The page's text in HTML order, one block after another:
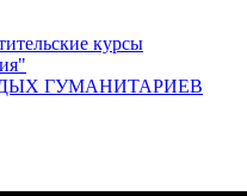
курсы
ГУМАНИТАРИЕВ